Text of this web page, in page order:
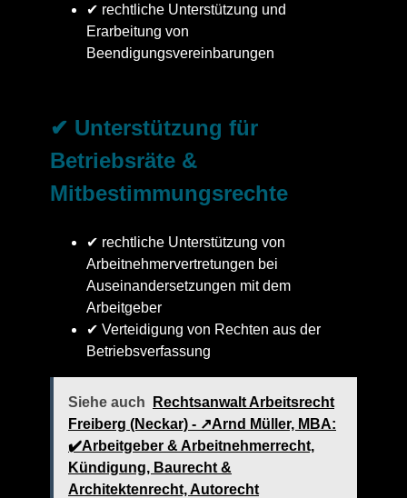
✔ rechtliche Unterstützung und
Erarbeitung von
Beendigungsvereinbarungen
✔ Unterstützung für
Betriebsräte &
Mitbestimmungsrechte
✔ rechtliche Unterstützung von
Arbeitnehmervertretungen bei
Auseinandersetzungen mit dem
Arbeitgeber
✔ Verteidigung von Rechten aus der
Betriebsverfassung
Siehe auch
Rechtsanwalt Arbeitsrecht
Freiberg (Neckar) - ↗️Arnd Müller, MBA:
✔️Arbeitgeber & Arbeitnehmerrecht,
Kündigung, Baurecht &
Architektenrecht, Autorecht